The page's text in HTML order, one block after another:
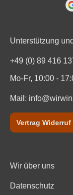
Unterstützung
+49 (0) 89 416
Mo-Fr, 10:00 -
Mail:
Vertrag Widerruf
Wir über uns
Datenschutz